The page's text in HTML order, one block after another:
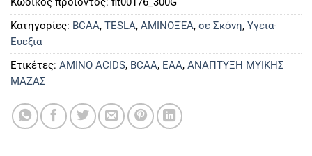
Κατηγορίες: BCAA, TESLA, ΑΜΙΝΟΞΈΑ, σε Σκόνη, Υγεια-
Ευεξια
Ετικέτες: AMINO ACIDS, BCAA, EAA, ΑΝΑΠΤΥΞΗ ΜΥΙΚΗΣ
ΜΑΖΑΣ